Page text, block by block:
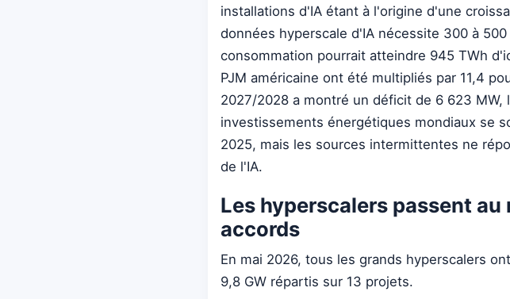
installations d'IA étant à l'origine d'une
données hyperscale d'IA nécessite 300 à
consommation pourrait atteindre 945 TWh
PJM américaine ont été multipliés par 11,4
2027/2028 a montré un déficit de 6 623
investissements énergétiques mondiaux se
2025, mais les sources intermittentes ne
de l'IA.
Les hyperscalers passent
accords
En mai 2026, tous les grands hyperscalers
9,8 GW répartis sur 13 projets.